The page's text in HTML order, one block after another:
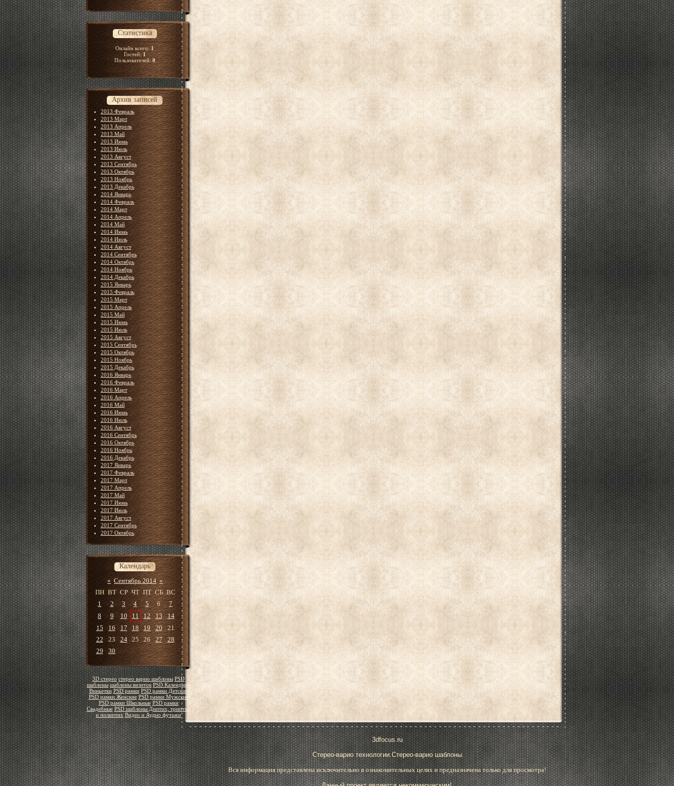
Статистика
Онлайн всего:1
Гостей:1
Пользователей:0
Архив записей
2013 Февраль
2013 Март
2013 Апрель
2013 Май
2013 Июнь
2013 Июль
2013 Август
2013 Сентябрь
2013 Октябрь
2013 Ноябрь
2013 Декабрь
2014 Январь
2014 Февраль
2014 Март
2014 Апрель
2014 Май
2014 Июнь
2014 Июль
2014 Август
2014 Сентябрь
2014 Октябрь
2014 Ноябрь
2014 Декабрь
2015 Январь
2015 Февраль
2015 Март
2015 Апрель
2015 Май
2015 Июнь
2015 Июль
2015 Август
2015 Сентябрь
2015 Октябрь
2015 Ноябрь
2015 Декабрь
2016 Январь
2016 Февраль
2016 Март
2016 Апрель
2016 Май
2016 Июнь
2016 Июль
2016 Август
2016 Сентябрь
2016 Октябрь
2016 Ноябрь
2016 Декабрь
2017 Январь
2017 Февраль
2017 Март
2017 Апрель
2017 Май
2017 Июнь
2017 Июль
2017 Август
2017 Сентябрь
2017 Октябрь
Календарь
« Сентябрь 2014 »
ПН ВТ СР ЧТ ПТ СБ ВС
1
2 3 4 5 6
7
8
9 10 11 12 13
14
15
16 17 18 19 20
21
22
23 24 25 26 27
28
29
30
3D стерео стерео варио шаблоны PSD
шаблоны шаблоны визиток PSD Календари
Виньетки PSD рамки PSD рамки Детские
PSD рамки Женские PSD рамки Мужские
PSD рамки Школьные PSD рамки
Свадебные PSD шаблоны Диптих, триптих
и полиптих Видео и Аудио футажи
3dfocus.ru
Стерео-варио технологии.Стерео-варио шаблоны.
Вся информация представлена исключительно в ознакомительных целях и предназначена только для просмотра!